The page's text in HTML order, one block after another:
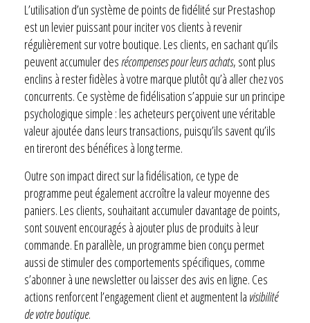
L’utilisation d’un système de points de fidélité sur Prestashop
est un levier puissant pour inciter vos clients à revenir
régulièrement sur votre boutique. Les clients, en sachant qu’ils
peuvent accumuler des récompenses pour leurs achats, sont plus
enclins à rester fidèles à votre marque plutôt qu’à aller chez vos
concurrents. Ce système de fidélisation s’appuie sur un principe
psychologique simple : les acheteurs perçoivent une véritable
valeur ajoutée dans leurs transactions, puisqu’ils savent qu’ils
en tireront des bénéfices à long terme.
Outre son impact direct sur la fidélisation, ce type de
programme peut également accroître la valeur moyenne des
paniers. Les clients, souhaitant accumuler davantage de points,
sont souvent encouragés à ajouter plus de produits à leur
commande. En parallèle, un programme bien conçu permet
aussi de stimuler des comportements spécifiques, comme
s’abonner à une newsletter ou laisser des avis en ligne. Ces
actions renforcent l’engagement client et augmentent la visibilité
de votre boutique.